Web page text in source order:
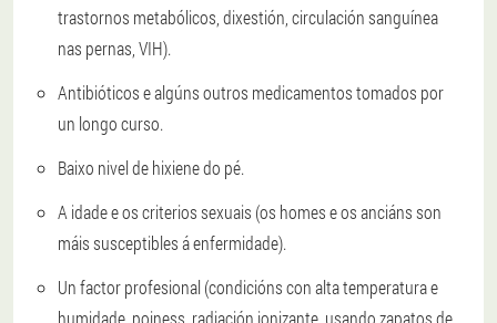
trastornos metabólicos, dixestión, circulación sanguínea
nas pernas, VIH).
Antibióticos e algúns outros medicamentos tomados por
un longo curso.
Baixo nivel de hixiene do pé.
A idade e os criterios sexuais (os homes e os anciáns son
máis susceptibles á enfermidade).
Un factor profesional (condicións con alta temperatura e